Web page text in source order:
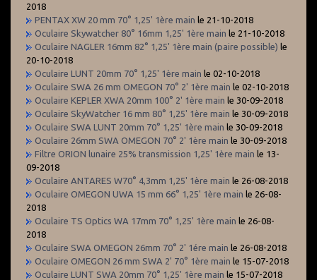
2018
PENTAX XW 20 mm 70° 1,25' 1ère main le 21-10-2018
Oculaire Skywatcher 80° 16mm 1,25' 1ère main le 21-10-2018
Oculaire NAGLER 16mm 82° 1,25' 1ère main (paire possible) le
20-10-2018
Oculaire LUNT 20mm 70° 1,25' 1ère main le 02-10-2018
Oculaire SWA 26 mm OMEGON 70° 2' 1ère main le 02-10-2018
Oculaire KEPLER XWA 20mm 100° 2' 1ère main le 30-09-2018
Oculaire SkyWatcher 16 mm 80° 1,25' 1ère main le 30-09-2018
Oculaire SWA LUNT 20mm 70° 1,25' 1ère main le 30-09-2018
Oculaire 26mm SWA OMEGON 70° 2' 1ère main le 30-09-2018
Filtre ORION lunaire 25% transmission 1,25' 1ère main le 13-
09-2018
Oculaire ANTARES W70° 4,3mm 1,25' 1ère main le 26-08-2018
Oculaire OMEGON UWA 15 mm 66° 1,25' 1ère main le 26-08-
2018
Oculaire TS Optics WA 17mm 70° 1,25' 1ère main le 26-08-
2018
Oculaire SWA OMEGON 26mm 70° 2' 1ére main le 26-08-2018
Oculaire OMEGON 26 mm SWA 2' 70° 1ère main le 15-07-2018
Oculaire LUNT SWA 20mm 70° 1,25' 1ère main le 15-07-2018